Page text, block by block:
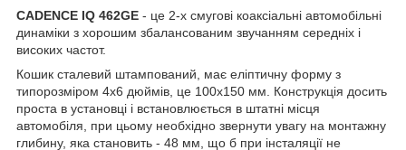
CADENCE IQ 462GE - це 2-х смугові коаксіальні автомобільні
динаміки з хорошим збалансованим звучанням середніх і
високих частот.
Кошик сталевий штампований, має еліптичну форму з
типорозміром 4х6 дюймів, це 100х150 мм. Конструкція досить
проста в установці і встановлюється в штатні місця
автомобіля, при цьому необхідно звернути увагу на монтажну
глибину, яка становить - 48 мм, що б при інсталяції не